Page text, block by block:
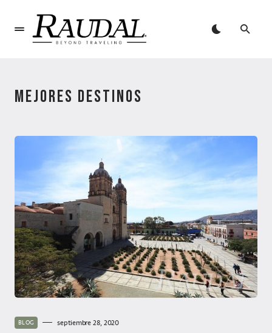
MEJORES DESTINOS
BLOG septiembre 28, 2020